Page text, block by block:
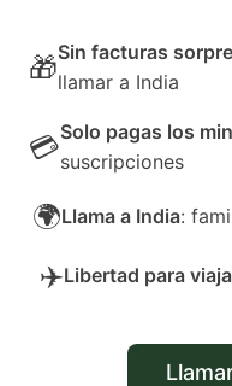
🎁Sin facturas
llamar a India
💳Solo pagas los
suscripciones
🌍Llama a India:
✈️Libertad para